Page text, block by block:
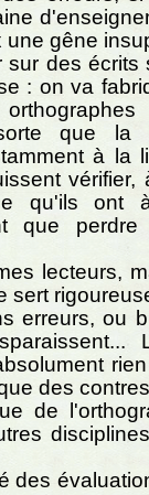
gêne
sur des écrits
: on va
que la
à la
vérifier,
qu'ils ont
que
lecteurs,
sert
erreurs, ou
des
de
des